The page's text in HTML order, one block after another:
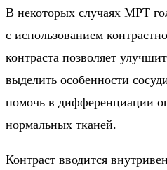
В некоторых случаях МРТ
с использованием
контраста позволяет
выделить особенности
помочь в дифференциации
нормальных тканей.
Контраст вводится